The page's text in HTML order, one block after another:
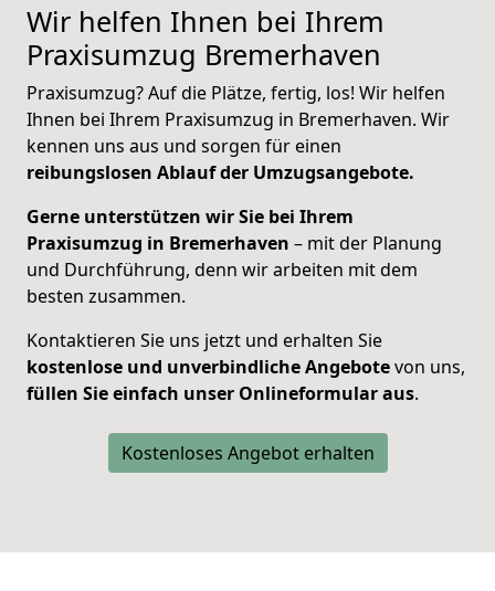
Wir helfen Ihnen bei Ihrem
Praxisumzug Bremerhaven
Praxisumzug? Auf die Plätze, fertig, los! Wir helfen
Ihnen bei Ihrem Praxisumzug in Bremerhaven. Wir
kennen uns aus und sorgen für einen
reibungslosen Ablauf der Umzugsangebote.
Gerne unterstützen wir Sie bei Ihrem
Praxisumzug in Bremerhaven – mit der Planung
und Durchführung, denn wir arbeiten mit dem
besten zusammen.
Kontaktieren Sie uns jetzt und erhalten Sie
kostenlose und unverbindliche Angebotevon uns,
füllen Sie einfach unser Onlineformular aus.
Kostenloses Angebot erhalten